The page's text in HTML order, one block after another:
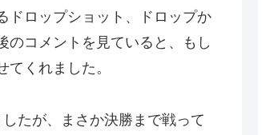
ドロップショット、ドロップか
のコメントを見ていると、もし
くれました。
たが、まさか決勝まで戦って